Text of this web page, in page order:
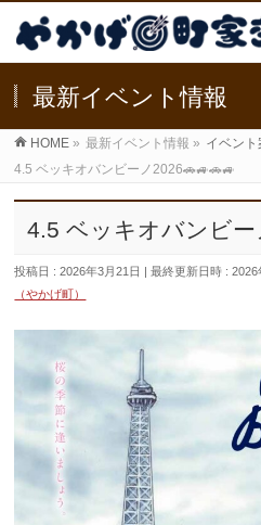
最新イベント情報
HOME » 最新イベント情報 » イベント
4.5 ベッキオバンビーノ2026🚗🚙🚗🚙
4.5 ベッキオバンビー
投稿日 : 2026年3月21日 最終更新日時 : 2026
（やかげ町）